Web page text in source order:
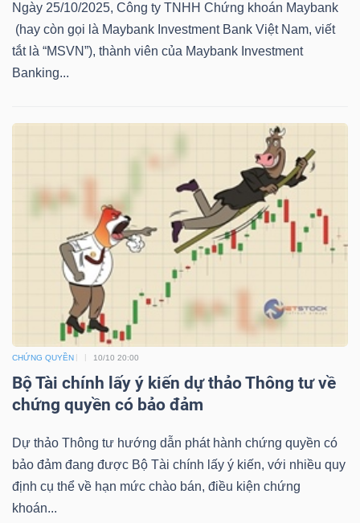
Ngày 25/10/2025, Công ty TNHH Chứng khoán Maybank
(hay còn gọi là Maybank Investment Bank Việt Nam, viết
tắt là “MSVN”), thành viên của Maybank Investment
Banking...
CHỨNG QUYỀN 10/10 20:00
Bộ Tài chính lấy ý kiến dự thảo Thông tư về
chứng quyền có bảo đảm
Dự thảo Thông tư hướng dẫn phát hành chứng quyền có
bảo đảm đang được Bộ Tài chính lấy ý kiến, với nhiều quy
định cụ thể về hạn mức chào bán, điều kiện chứng
khoán...
NĂNG
LƯỢNG
VẬT
LIỆU
NGHIỆP
TIÊU
DÙNG
KHÔNG
THIẾT